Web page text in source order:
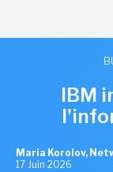
IBM
Maria Korolov,
17 Juin 2026